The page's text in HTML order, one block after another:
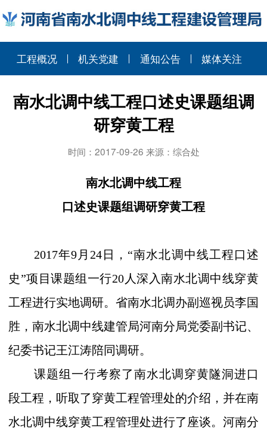
工程概况 机关党建 通知公告 媒体关注
南水北调中线工程口述史课题组调
研穿黄工程
时间：2017-09-26 来源：综合处
南水北调中线工程
口述史课题组调研穿黄工程
2017年9月 24 日，“南水北调中线工程口述
史”项目课题组一行20人深入南水北调中线穿黄
工程进行实地调研。省南水北调办副巡视员李国
胜，南水北调中线建管局河南分局党委副书记、
纪委书记王江涛陪同调研。
课题组一行考察了南水北调穿黄隧洞进口
段工程，听取了穿黄工程管理处的介绍，并在南
水北调中线穿黄工程管理处进行了座谈。河南分